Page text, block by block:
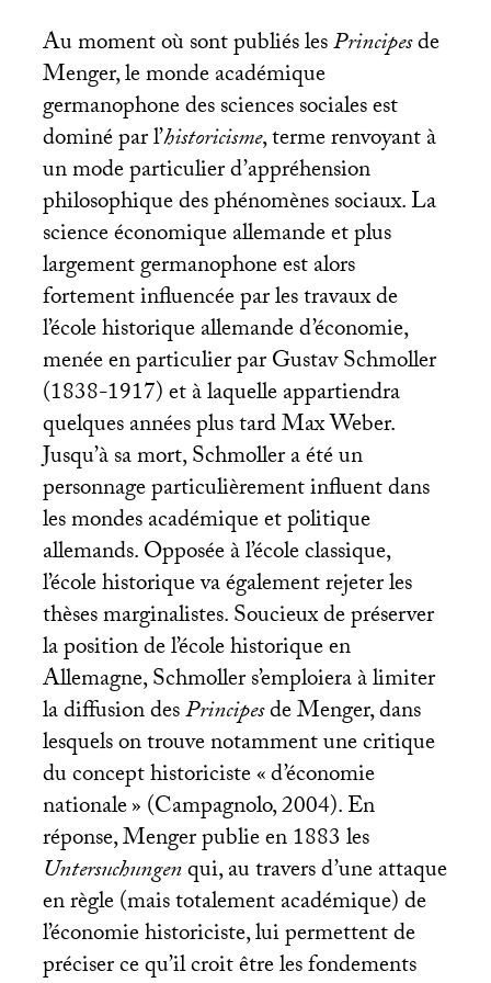
Au moment où sont publiés lesPrincipesde
Menger, le monde académique
germanophone des sciences sociales est
dominé par l’historicisme, terme renvoyant à
un mode particulier d’appréhension
philosophique des phénomènes sociaux. La
science économique allemande et plus
largement germanophone est alors
fortement influencée par les travaux de
l’école historique allemande d’économie,
menée en particulier par Gustav Schmoller
(1838-1917) et à laquelle appartiendra
quelques années plus tard Max Weber.
Jusqu’à sa mort, Schmoller a été un
personnage particulièrement influent dans
les mondes académique et politique
allemands. Opposée à l’école classique,
l’école historique va également rejeter les
thèses marginalistes. Soucieux de préserver
la position de l’école historique en
Allemagne, Schmoller s’emploiera à limiter
la diffusion desPrincipesde Menger, dans
lesquels on trouve notamment une critique
du concept historiciste «d’économie
nationale» (Campagnolo, 2004). En
réponse, Menger publie en 1883 les
Untersuchungenqui, au travers d’une attaque
en règle (mais totalement académique) de
l’économie historiciste, lui permettent de
préciser ce qu’il croit être les fondements